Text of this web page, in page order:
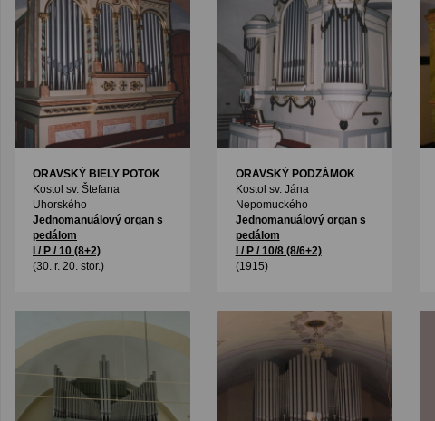
ORAVSKÝ BIELY POTOK
Kostol sv. Štefana
Uhorského
Jednomanuálový organ s
pedálom
I / P / 10 (8+2)
(30. r. 20. stor.)
ORAVSKÝ PODZÁMOK
Kostol sv. Jána
Nepomuckého
Jednomanuálový organ s
pedálom
I / P / 10/8 (8/6+2)
(1915)